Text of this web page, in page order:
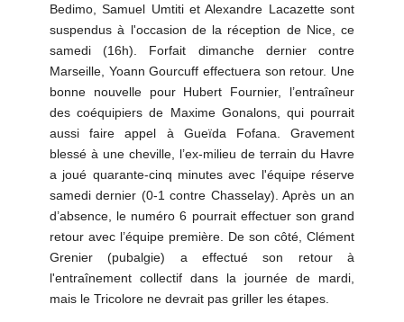
Bedimo, Samuel Umtiti et Alexandre Lacazette sont
suspendus à l'occasion de la réception de Nice, ce
samedi (16h). Forfait dimanche dernier contre
Marseille, Yoann Gourcuff effectuera son retour. Une
bonne nouvelle pour Hubert Fournier, l’entraîneur
des coéquipiers de Maxime Gonalons, qui pourrait
aussi faire appel à Gueïda Fofana. Gravement
blessé à une cheville, l’ex-milieu de terrain du Havre
a joué quarante-cinq minutes avec l'équipe réserve
samedi dernier (0-1 contre Chasselay). Après un an
d’absence, le numéro 6 pourrait effectuer son grand
retour avec l’équipe première. De son côté, Clément
Grenier (pubalgie) a effectué son retour à
l'entraînement collectif dans la journée de mardi,
mais le Tricolore ne devrait pas griller les étapes.